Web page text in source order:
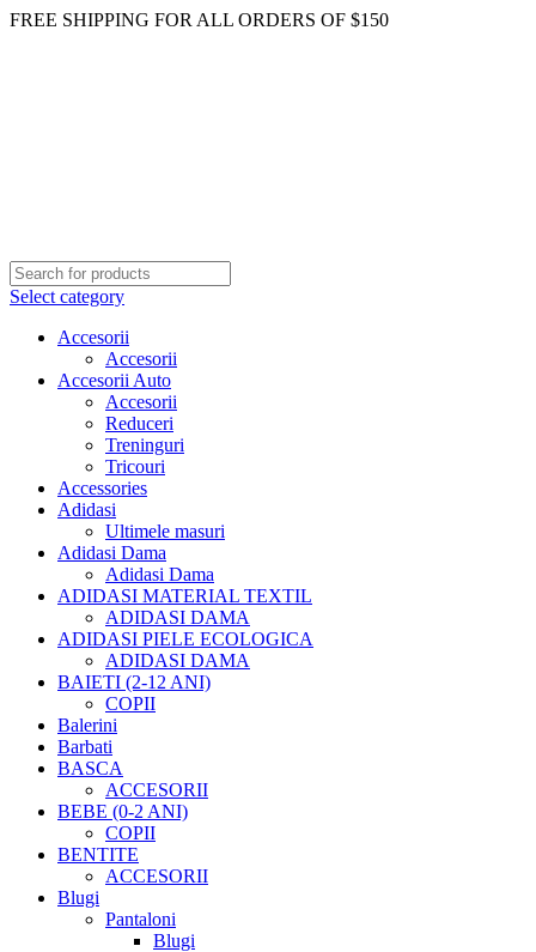
FREE SHIPPING FOR ALL ORDERS OF $150
Select category
Accesorii
Accesorii
Accesorii Auto
Accesorii
Reduceri
Treninguri
Tricouri
Accessories
Adidasi
Ultimele masuri
Adidasi Dama
Adidasi Dama
ADIDASI MATERIAL TEXTIL
ADIDASI DAMA
ADIDASI PIELE ECOLOGICA
ADIDASI DAMA
BAIETI (2-12 ANI)
COPII
Balerini
Barbati
BASCA
ACCESORII
BEBE (0-2 ANI)
COPII
BENTITE
ACCESORII
Blugi
Pantaloni
Blugi